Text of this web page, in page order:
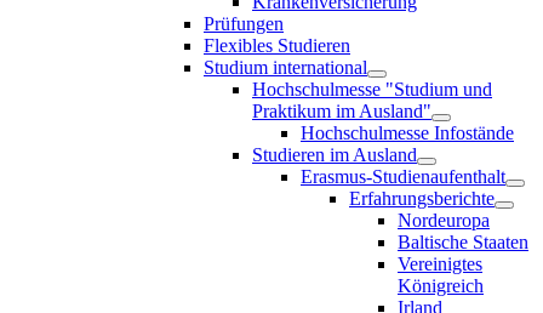
Prüfungen
Flexibles Studieren
Studium international
Hochschulmesse "Studium und
Praktikum im Ausland"
Hochschulmesse Infostände
Studieren im Ausland
Erasmus-Studienaufenthalt
Erfahrungsberichte
Nordeuropa
Baltische Staaten
Vereinigtes
Königreich
Irland